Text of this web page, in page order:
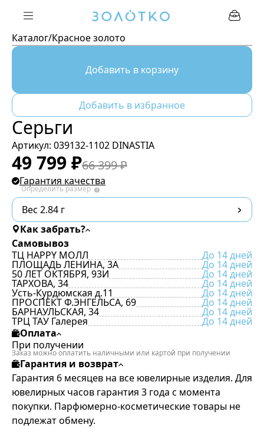
Каталог/Красное золото
Серьги
Артикул: 039132-1102 DINASTIA
49 799 ₽66 399₽
Гарантия качества
Вес 2.84 г
Определить размер
Добавить в корзину
Добавить в избранное
Как забрать?
Самовывоз
ТЦ HAPPY МОЛЛ
До 14 дней
ПЛОЩАДЬ ЛЕНИНА, 3А До 14 дней
50 ЛЕТ ОКТЯБРЯ, 93И До 14 дней
ТАРХОВА, 34 До 14 дней
Усть-Курдюмская д.11 До 14 дней
ПРОСПЕКТ Ф.ЭНГЕЛЬСА, 69 До 14 дней
БАРНАУЛЬСКАЯ, 34 До 14 дней
ТРЦ ТАУ Галерея
До 14 дней
Оплата
При получении
Заказ можно оплатить наличными или картой при получении
Гарантия и возврат
Гарантия 6 месяцев на все ювелирные изделия. Для
ювелирных часов гарантия 3 года с момента
покупки. Парфюмерно-косметические товары не
подлежат обмену.